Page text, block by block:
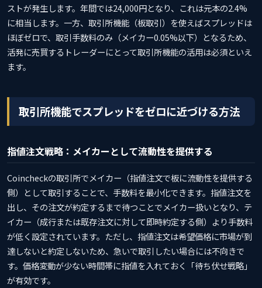
ストが発生します。年間では24,000円となり、これは元本の2.4%
に相当します。一方、取引所機能（板取引）を使えばスプレッドは
ほぼゼロで、取引手数料のみ（メイカー0.05%以下）となるため、
活発に売買するトレーダーにとって取引所機能の活用は必須といえ
ます。
取引所機能でスプレッドをゼロに近づける方法
指値注文戦略：メイカーとして流動性を提供する
Coincheckの取引所でメイカー（指値注文で板に流動性を提供する
側）として取引することで、手数料を最小化できます。指値注文を
出し、その注文が約定するまで待つことでメイカー扱いとなり、テ
イカー（成行または既存注文に対して即時約定する側）より手数料
が低く設定されています。ただし、指値注文は希望価格に市場が到
達しないと約定しないため、急いで取引したい場合には不向きで
す。価格変動が少ない時間帯に指値を入れておく「待ち伏せ戦略」
が有効です。